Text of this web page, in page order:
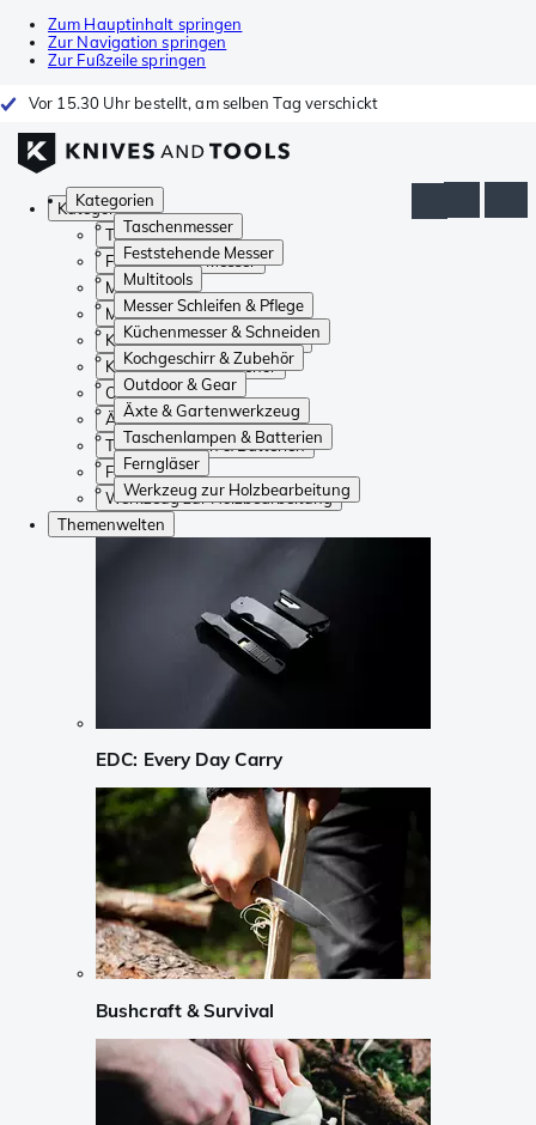
Zum Hauptinhalt springen
Zur Navigation springen
Zur Fußzeile springen
Vor 15.30 Uhr bestellt, am selben Tag verschickt
Kategorien
Taschenmesser
Feststehende Messer
Multitools
Messer Schleifen & Pflege
Küchenmesser & Schneiden
Kochgeschirr & Zubehör
Outdoor & Gear
Äxte & Gartenwerkzeug
Taschenlampen & Batterien
Ferngläser
Werkzeug zur Holzbearbeitung
Kategorien
Taschenmesser
Feststehende Messer
Multitools
Messer Schleifen & Pflege
Küchenmesser & Schneiden
Kochgeschirr & Zubehör
Outdoor & Gear
Äxte & Gartenwerkzeug
Taschenlampen & Batterien
Ferngläser
Werkzeug zur Holzbearbeitung
Themenwelten
EDC: Every Day Carry
Bushcraft & Survival